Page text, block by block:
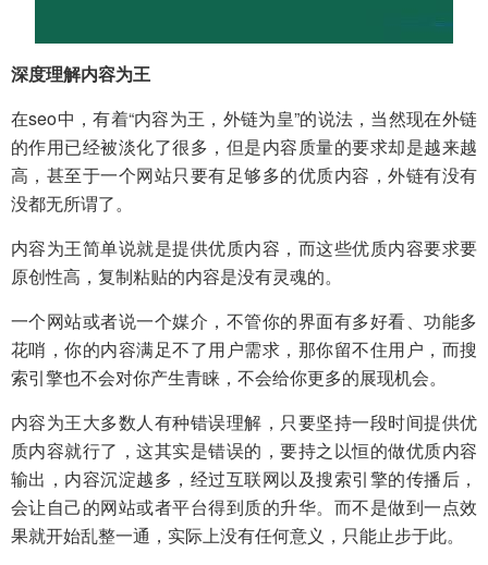
深度理解内容为王
在seo中，有着“内容为王，外链为皇”的说法，当然现在外链
的作用已经被淡化了很多，但是内容质量的要求却是越来越
高，甚至于一个网站只要有足够多的优质内容，外链有没有
没都无所谓了。
内容为王简单说就是提供优质内容，而这些优质内容要求要
原创性高，复制粘贴的内容是没有灵魂的。
一个网站或者说一个媒介，不管你的界面有多好看、功能多
花哨，你的内容满足不了用户需求，那你留不住用户，而搜
索引擎也不会对你产生青睐，不会给你更多的展现机会。
内容为王大多数人有种错误理解，只要坚持一段时间提供优
质内容就行了，这其实是错误的，要持之以恒的做优质内容
输出，内容沉淀越多，经过互联网以及搜索引擎的传播后，
会让自己的网站或者平台得到质的升华。而不是做到一点效
果就开始乱整一通，实际上没有任何意义，只能止步于此。